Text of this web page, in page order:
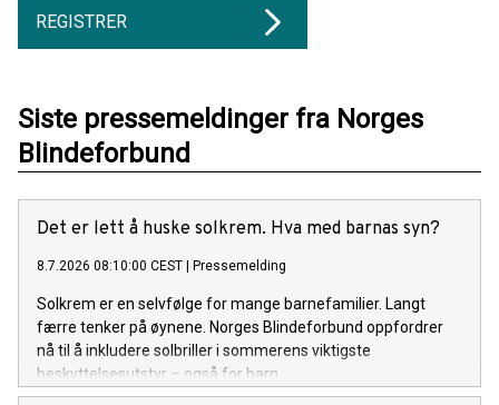
REGISTRER
Siste pressemeldinger fra Norges
Blindeforbund
Det er lett å huske solkrem. Hva med barnas syn?
8.7.2026 08:10:00 CEST | Pressemelding
Solkrem er en selvfølge for mange barnefamilier. Langt
færre tenker på øynene. Norges Blindeforbund oppfordrer
nå til å inkludere solbriller i sommerens viktigste
beskyttelsesutstyr – også for barn.